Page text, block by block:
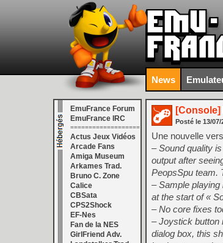
News
EmuFrance Forum
EmuFrance IRC
===================
Actus Jeux Vidéos
Arcade Fans
Amiga Museum
Arkames Trad.
Bruno C. Zone
Calice
CBSata
CPS2Shock
EF-Nes
Fan de la NES
GirlFriend Adv.
[Console]
Posté le 13/07/
Une nouvelle
– Sound quality
output after
PeopsSpu team.
– Sample playing
at the start of «
– No core fixes
– Joystick button
dialog box, this